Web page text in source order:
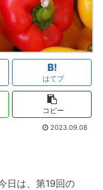
はてブ
コピー
2023.09.08
日は、第19回の